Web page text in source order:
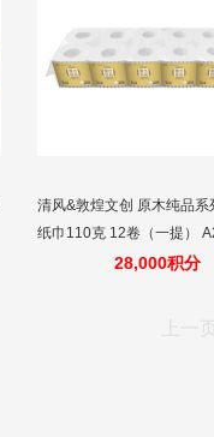
清风&敦煌文创 原木纯品系
纸巾110克 12卷（一提）
28,000积分
上一页